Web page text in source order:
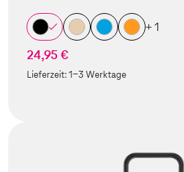
+ 1
24,95 €
Lieferzeit:1-3 Werktage